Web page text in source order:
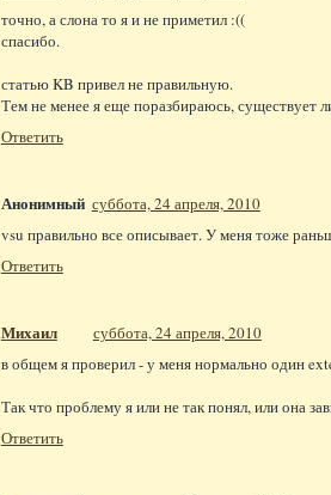
точно, а слона то я и не приметил :((
спасибо.
статью KB привел не правильную.
Тем не менее я еще поразбираюсь, существует
Ответить
Анонимный суббота, 24 апреля, 2010
vsu правильно все описывает. У меня тоже
Ответить
Михаил
суббота, 24 апреля, 2010
в общем я проверил - у меня нормально один
Так что проблему я или не так понял, или она
Ответить